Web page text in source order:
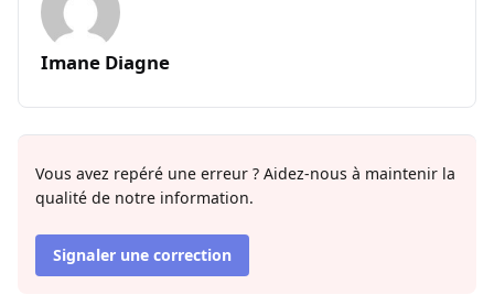
Imane Diagne
Vous avez repéré une erreur ? Aidez-nous à maintenir la
qualité de notre information.
Signaler une correction